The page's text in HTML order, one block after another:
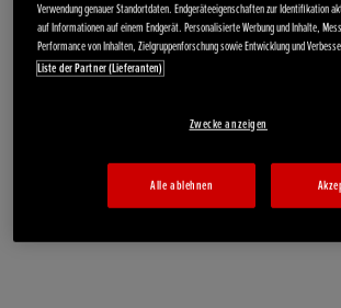
Verwendung genauer Standortdaten. Endgeräteeigenschaften zur Identifikation
auf Informationen auf einem Endgerät. Personalisierte Werbung und Inhalte,
Performance von Inhalten, Zielgruppenforschung sowie Entwicklung und
Liste der Partner (Lieferanten)
Zwecke anzeigen
Alle ablehnen